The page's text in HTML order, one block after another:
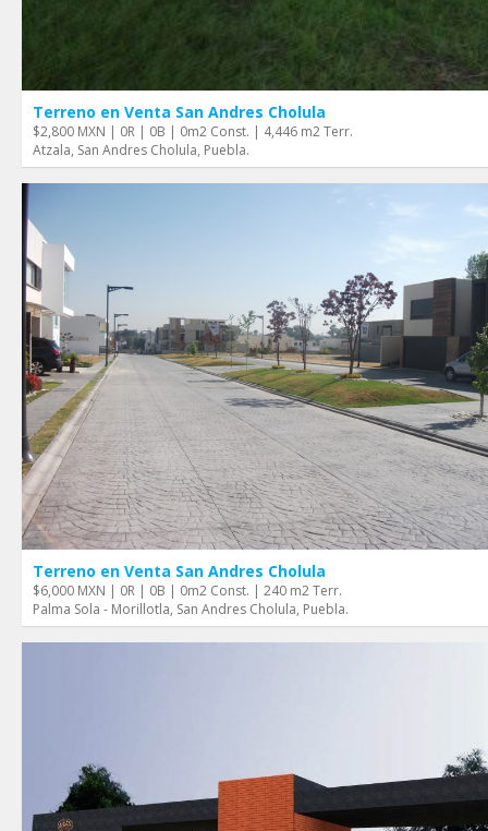
Terreno en Venta San Andres Cholula
$2,800 MXN | 0R | 0B | 0m2 Const. | 4,446 m2 Terr.
Atzala, San Andres Cholula, Puebla.
Terreno en Venta San Andres Cholula
$6,000 MXN | 0R | 0B | 0m2 Const. | 240 m2 Terr.
Palma Sola - Morillotla, San Andres Cholula, Puebla.